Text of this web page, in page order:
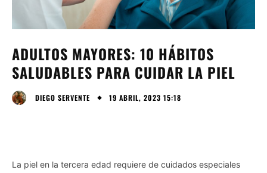
ADULTOS MAYORES: 10 HÁBITOS
SALUDABLES PARA CUIDAR LA PIEL
DIEGO SERVENTE 19 ABRIL, 2023 15:18
La piel en la tercera edad requiere de cuidados especiales